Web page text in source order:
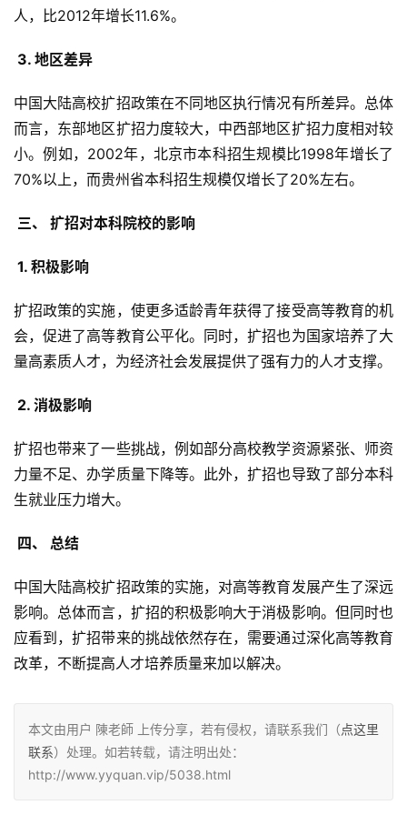
人，比2012年增长11.6%。
3. 地区差异
中国大陆高校扩招政策在不同地区执行情况有所差异。总体
而言，东部地区扩招力度较大，中西部地区扩招力度相对较
小。例如，2002年，北京市本科招生规模比1998年增长了
70%以上，而贵州省本科招生规模仅增长了20%左右。
三、 扩招对本科院校的影响
1. 积极影响
扩招政策的实施，使更多适龄青年获得了接受高等教育的机
会，促进了高等教育公平化。同时，扩招也为国家培养了大
量高素质人才，为经济社会发展提供了强有力的人才支撑。
2. 消极影响
扩招也带来了一些挑战，例如部分高校教学资源紧张、师资
力量不足、办学质量下降等。此外，扩招也导致了部分本科
生就业压力增大。
四、 总结
中国大陆高校扩招政策的实施，对高等教育发展产生了深远
影响。总体而言，扩招的积极影响大于消极影响。但同时也
应看到，扩招带来的挑战依然存在，需要通过深化高等教育
改革，不断提高人才培养质量来加以解决。
本文由用户 陳老師 上传分享，若有侵权，请联系我们（点这里
联系）处理。如若转载，请注明出处：
http://www.yyquan.vip/5038.html